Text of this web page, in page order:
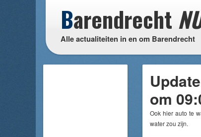
Barendrecht
Alle actualiteiten in en om Barendrecht
om
Ook hier auto te
water zou zijn.